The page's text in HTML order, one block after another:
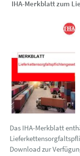
IHA-Merkblatt zum
Das IHA-Merkblatt
Download zur